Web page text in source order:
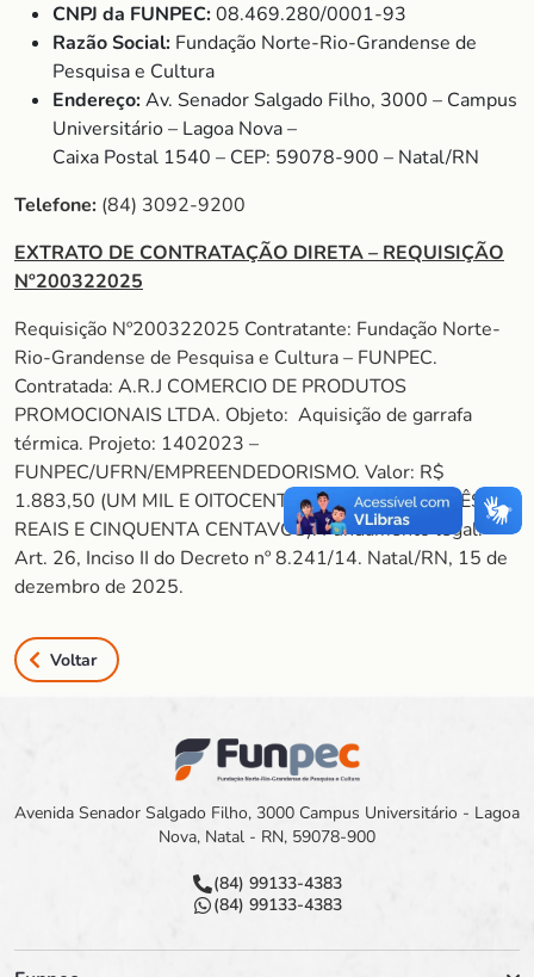
CNPJ da FUNPEC:08.469.280/0001-93
Razão Social: Fundação Norte-Rio-Grandense de
Pesquisa e Cultura
Endereço:Av. Senador Salgado Filho, 3000 – Campus
Universitário – Lagoa Nova –
Caixa Postal 1540 – CEP: 59078-900 – Natal/RN
Telefone: (84) 3092-9200
EXTRATO DE CONTRATAÇÃO DIRETA – REQUISIÇÃO
Nº200322025
Requisição Nº200322025 Contratante: Fundação Norte-
Rio-Grandense de Pesquisa e Cultura – FUNPEC.
Contratada: A.R.J COMERCIO DE PRODUTOS
PROMOCIONAIS LTDA. Objeto: Aquisição de garrafa
térmica. Projeto: 1402023 –
FUNPEC/UFRN/EMPREENDEDORISMO. Valor: R$
1.883,50 (UM MIL E OITOCENTOS E OITENTA E TRÊS
REAIS E CINQUENTA CENTAVOS). Fundamento legal:
Art. 26, Inciso II do Decreto nº 8.241/14. Natal/RN, 15 de
dezembro de 2025.
Voltar
Avenida Senador Salgado Filho, 3000 Campus Universitário - Lagoa
Nova, Natal - RN, 59078-900
(84) 99133-4383
(84) 99133-4383